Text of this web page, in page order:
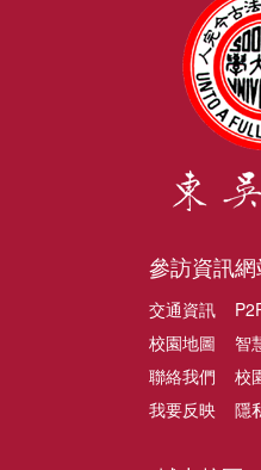
參訪資訊
交通資訊
校園地圖
聯絡我們
我要反映
智
校
隱